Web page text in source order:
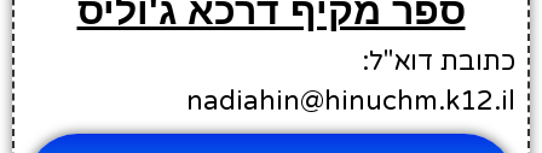
ספר מקיף דרכא ג'וליס
כתובת דוא"ל:
nadiahin@hinuchm.k12.il